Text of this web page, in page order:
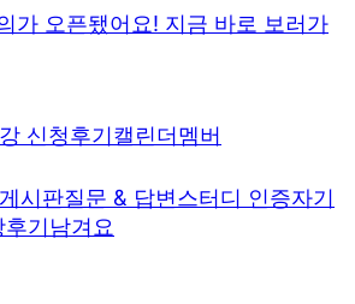
가 오픈됐어요! 지금 바로 보러가
신청후기캘린더멤버
시판질문 & 답변스터디 인증자기
후기남겨요